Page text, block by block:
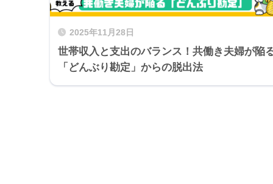
2025年11月28日
世帯収入と支出のバランス！共働き夫婦が陥
「どんぶり勘定」からの脱出法